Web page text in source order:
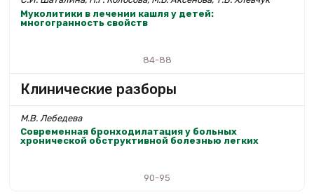
Муколитики в лечении кашля у детей:
многогранность свойств
84-88
Клинические разборы
М.В. Лебедева
Современная бронходилатация у больных
хронической обструктивной болезнью легких
90-95